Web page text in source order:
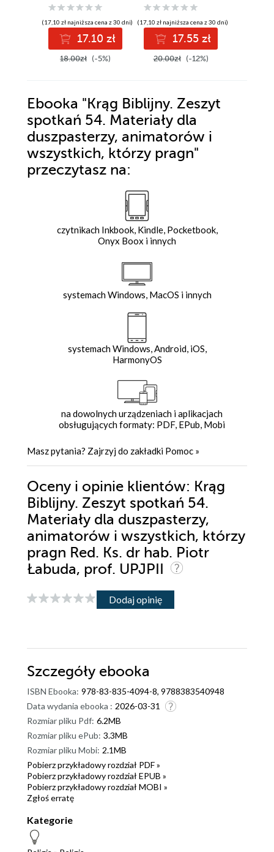
wszystkich, którzy
pragn
(17,10 zł najniższa cena z 30 dni)
17.10 zł
18.00zł (-5%)
wszystkich, którzy
pragn
(17,10 zł najniższa cena z 30 dni)
17.55 zł
20.00zł (-12%)
Ebooka "Krąg Biblijny. Zeszyt
spotkań 54. Materiały dla
duszpasterzy, animatorów i
wszystkich, którzy pragn"
przeczytasz na:
czytnikach Inkbook, Kindle, Pocketbook,
Onyx Boox i innych
systemach Windows, MacOS i innych
systemach Windows, Android, iOS,
HarmonyOS
na dowolnych urządzeniach i aplikacjach
obsługujących formaty: PDF, EPub, Mobi
Masz pytania? Zajrzyj do zakładki Pomoc »
Oceny i opinie klientów: Krąg
Biblijny. Zeszyt spotkań 54.
Materiały dla duszpasterzy,
animatorów i wszystkich, którzy
pragn Red. Ks. dr hab. Piotr
Łabuda, prof. UPJPII
Dodaj opinię
Szczegóły ebooka
ISBN Ebooka: 978-83-835-4094-8, 9788383540948
Data wydania ebooka : 2026-03-31
Rozmiar pliku Pdf: 6.2MB
Rozmiar pliku ePub: 3.3MB
Rozmiar pliku Mobi: 2.1MB
Pobierz przykładowy rozdział PDF »
Pobierz przykładowy rozdział EPUB »
Pobierz przykładowy rozdział MOBI »
Zgłoś erratę
Kategorie